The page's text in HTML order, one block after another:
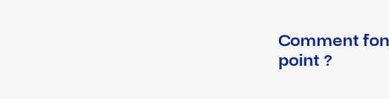
Comment
point ?